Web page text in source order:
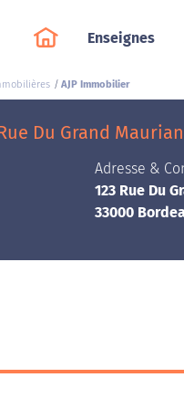
Enseignes
AJP Immobilier
Du Grand
Adresse &
123 Rue Du
33000